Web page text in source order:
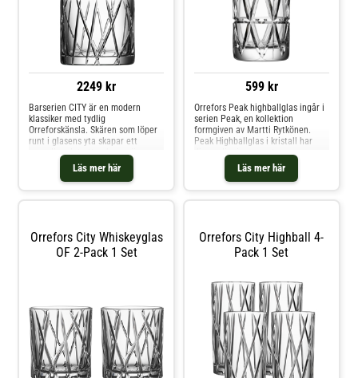
2249 kr
Läs mer här
Barserien CITY är en modern
klassiker med tydlig
Orreforskänsla. Skären som löper
runt i glasens yta skapar ett
oregelbundet uttryck som är
kaxigt maskulint men samtidigt
elegant. En känsla av urban
elegans med luftig klarhet från
599 kr
Läs mer här
Orrefors Peak highballglas ingår i
serien Peak, en kollektion
formgiven av Martti Rytkönen.
Peak Highballglas i kristall har
djupa slipningar runt om
glaset.Med Peak Highballglas har
Martti Rytkönen skapat ett glas i
perfekt balans mellan lekfullhet
kristallTål maskindisk
Orrefors City Whiskeyglas
OF 2-Pack 1 Set
Orrefors City Highball 4-
Pack 1 Set